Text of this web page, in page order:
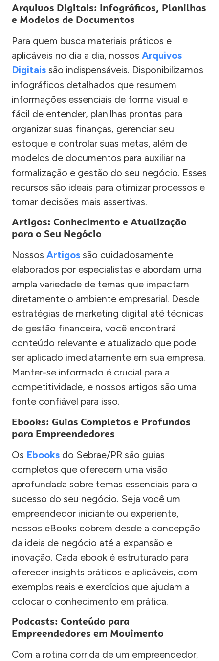
Arquivos Digitais: Infográficos, Planilhas
e Modelos de Documentos
Para quem busca materiais práticos e
aplicáveis no dia a dia, nossos Arquivos
Digitais são indispensáveis. Disponibilizamos
infográficos detalhados que resumem
informações essenciais de forma visual e
fácil de entender, planilhas prontas para
organizar suas finanças, gerenciar seu
estoque e controlar suas metas, além de
modelos de documentos para auxiliar na
formalização e gestão do seu negócio. Esses
recursos são ideais para otimizar processos e
tomar decisões mais assertivas.
Artigos: Conhecimento e Atualização
para o Seu Negócio
Nossos Artigos são cuidadosamente
elaborados por especialistas e abordam uma
ampla variedade de temas que impactam
diretamente o ambiente empresarial. Desde
estratégias de marketing digital até técnicas
de gestão financeira, você encontrará
conteúdo relevante e atualizado que pode
ser aplicado imediatamente em sua empresa.
Manter-se informado é crucial para a
competitividade, e nossos artigos são uma
fonte confiável para isso.
Ebooks: Guias Completos e Profundos
para Empreendedores
Os Ebooks do Sebrae/PR são guias
completos que oferecem uma visão
aprofundada sobre temas essenciais para o
sucesso do seu negócio. Seja você um
empreendedor iniciante ou experiente,
nossos eBooks cobrem desde a concepção
da ideia de negócio até a expansão e
inovação. Cada ebook é estruturado para
oferecer insights práticos e aplicáveis, com
exemplos reais e exercícios que ajudam a
colocar o conhecimento em prática.
Podcasts: Conteúdo para
Empreendedores em Movimento
Com a rotina corrida de um empreendedor,